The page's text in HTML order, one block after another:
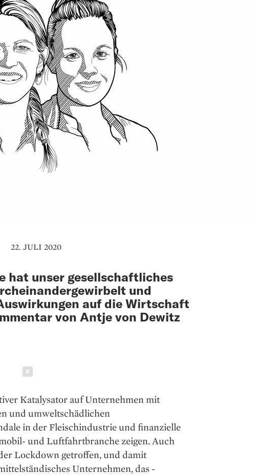
22. JULI 2020
hat unser gesellschaftliches
und
auf die Wirtschaft
von Antje von Dewitz
Katalysator auf Unternehmen mit
und umweltschädlichen
in der Fleischindustrie und finanzielle
und Luftfahrtbranche zeigen. Auch
Lockdown getroffen, und damit
Unternehmen, das